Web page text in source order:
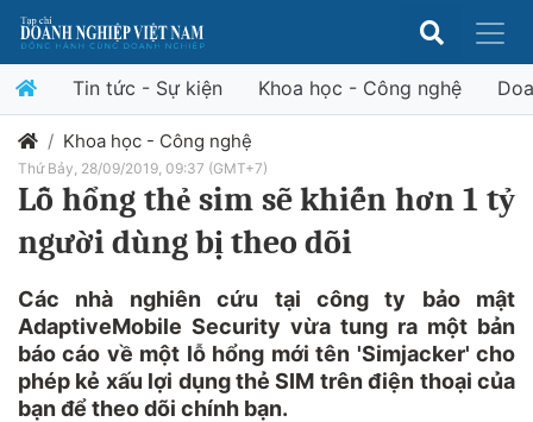
Tin tức - Sự kiện Khoa học - Công nghệ
Khoa học - Công nghệ
Thứ Bảy, 28/09/2019, 09:37 (GMT+7)
Lỗ hổng thẻ sim sẽ khiến hơn 1 tỷ
người dùng bị theo dõi
Các nhà nghiên cứu tại công ty bảo mật
AdaptiveMobile Security vừa tung ra một bản
báo cáo về một lỗ hổng mới tên 'Simjacker' cho
phép kẻ xấu lợi dụng thẻ SIM trên điện thoại của
bạn để theo dõi chính bạn.